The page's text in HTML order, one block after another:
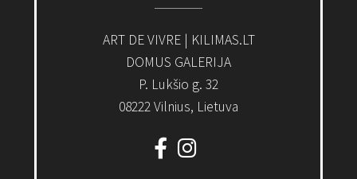
ART DE VIVRE | KILIMAS.LT
DOMUS GALERIJA
P. Lukšio g. 32
08222 Vilnius, Lietuva